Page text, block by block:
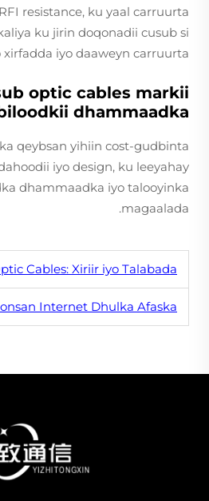
resistance, ku yaal carruurta
ku jirin doqonadii cusub si
iyo daaweyn carruurta.
optic cables markii
dhammaadka?
qeybsan yihiin cost-gudbinta
iyo design, ku leeyahay
dhammaadka iyo talooyinka
magaalada.
Cables: Xiriir iyo Talabada
Aqoonsan Internet Dhulka Afaska